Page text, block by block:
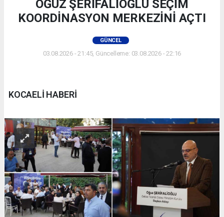
OĞUZ ŞERİFALİOĞLU SEÇİM
KOORDİNASYON MERKEZİNİ AÇTI
GÜNCEL
03.08.2026 - 21:45, Güncelleme: 03.08.2026 - 22:16
KOCAELİ HABERİ